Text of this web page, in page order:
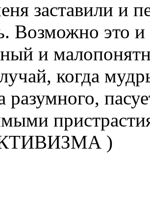
заставили и
Возможно это
и
когда
разумного,
)